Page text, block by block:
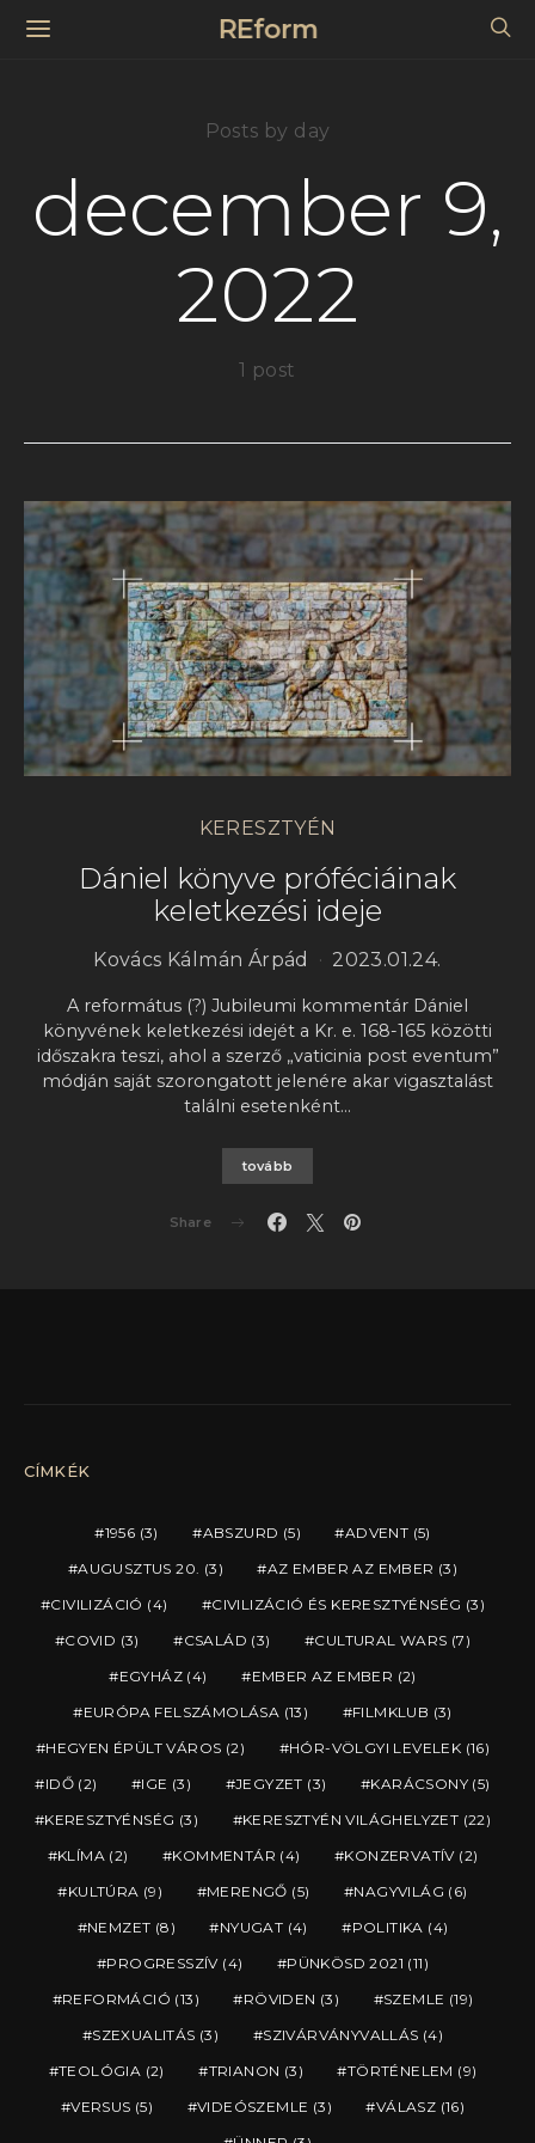
REform
Posts by day
december 9,
2022
1 post
KERESZTYÉN
Dániel könyve próféciáinak
keletkezési ideje
Kovács Kálmán Árpád 2023.01.24.
A református (?) Jubileumi kommentár Dániel
könyvének keletkezési idejét a Kr. e. 168-165 közötti
időszakra teszi, ahol a szerző „vaticinia post eventum”
módján saját szorongatott jelenére akar vigasztalást
találni esetenként…
tovább
Share
CÍMKÉK
1956 (3) ABSZURD (5) ADVENT (5)
AUGUSZTUS 20. (3) AZ EMBER AZ EMBER (3)
CIVILIZÁCIÓ (4) CIVILIZÁCIÓ ÉS KERESZTYÉNSÉG (3)
COVID (3) CSALÁD (3) CULTURAL WARS (7)
EGYHÁZ (4) EMBER AZ EMBER (2)
EURÓPA FELSZÁMOLÁSA (13) FILMKLUB (3)
HEGYEN ÉPÜLT VÁROS (2) HÓR-VÖLGYI LEVELEK (16)
IDŐ (2) IGE (3) JEGYZET (3) KARÁCSONY(5)
KERESZTYÉNSÉG (3) KERESZTYÉN VILÁGHELYZET (22)
KLÍMA(2) KOMMENTÁR (4) KONZERVATÍV(2)
KULTÚRA (9) MERENGŐ (5) NAGYVILÁG (6)
NEMZET (8) NYUGAT (4) POLITIKA (4)
PROGRESSZÍV(4) PÜNKÖSD 2021 (11)
REFORMÁCIÓ (13) RÖVIDEN (3) SZEMLE (19)
SZEXUALITÁS (3) SZIVÁRVÁNYVALLÁS (4)
TEOLÓGIA (2) TRIANON (3) TÖRTÉNELEM (9)
VERSUS (5) VIDEÓSZEMLE (3) VÁLASZ (16)